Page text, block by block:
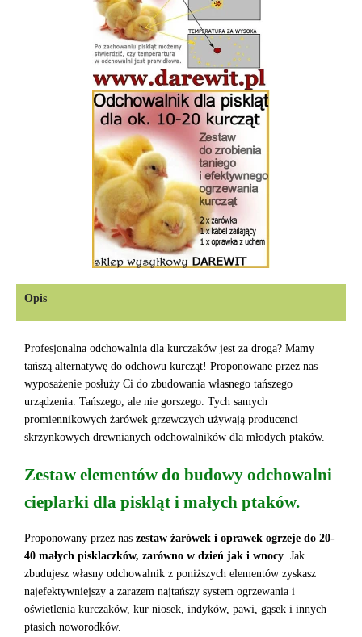
Opis
Profesjonalna odchowalnia dla kurczaków jest za droga? Mamy
tańszą alternatywę do odchowu kurcząt! Proponowane przez nas
wyposażenie posłuży Ci do zbudowania własnego tańszego
urządzenia. Tańszego, ale nie gorszego. Tych samych
promiennikowych żarówek grzewczych używają producenci
skrzynkowych drewnianych odchowalników dla młodych ptaków.
Zestaw elementów do budowy odchowalni
cieplarki dla piskląt i małych ptaków.
Proponowany przez nas zestaw żarówek i oprawek ogrzeje do 20-
40 małych pisklaczków, zarówno w dzień jak i wnocy. Jak
zbudujesz własny odchowalnik z poniższych elementów zyskasz
najefektywniejszy a zarazem najtańszy system ogrzewania i
oświetlenia kurczaków, kur niosek, indyków, pawi, gąsek i innych
ptasich noworodków.